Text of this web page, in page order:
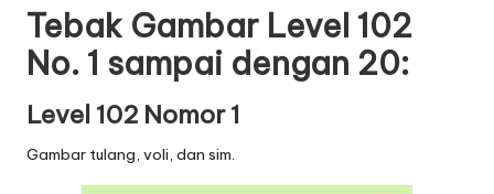
Tebak Gambar Level 102
No. 1 sampai dengan 20:
Level 102 Nomor 1
Gambar tulang, voli, dan sim.